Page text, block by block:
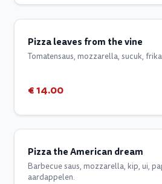
Pizza leaves from the vine
Tomatensaus, mozzarella, sucuk,
€ 14.00
Pizza the American dream
Barbecue saus, mozzarella, kip, ui,
aardappelen.